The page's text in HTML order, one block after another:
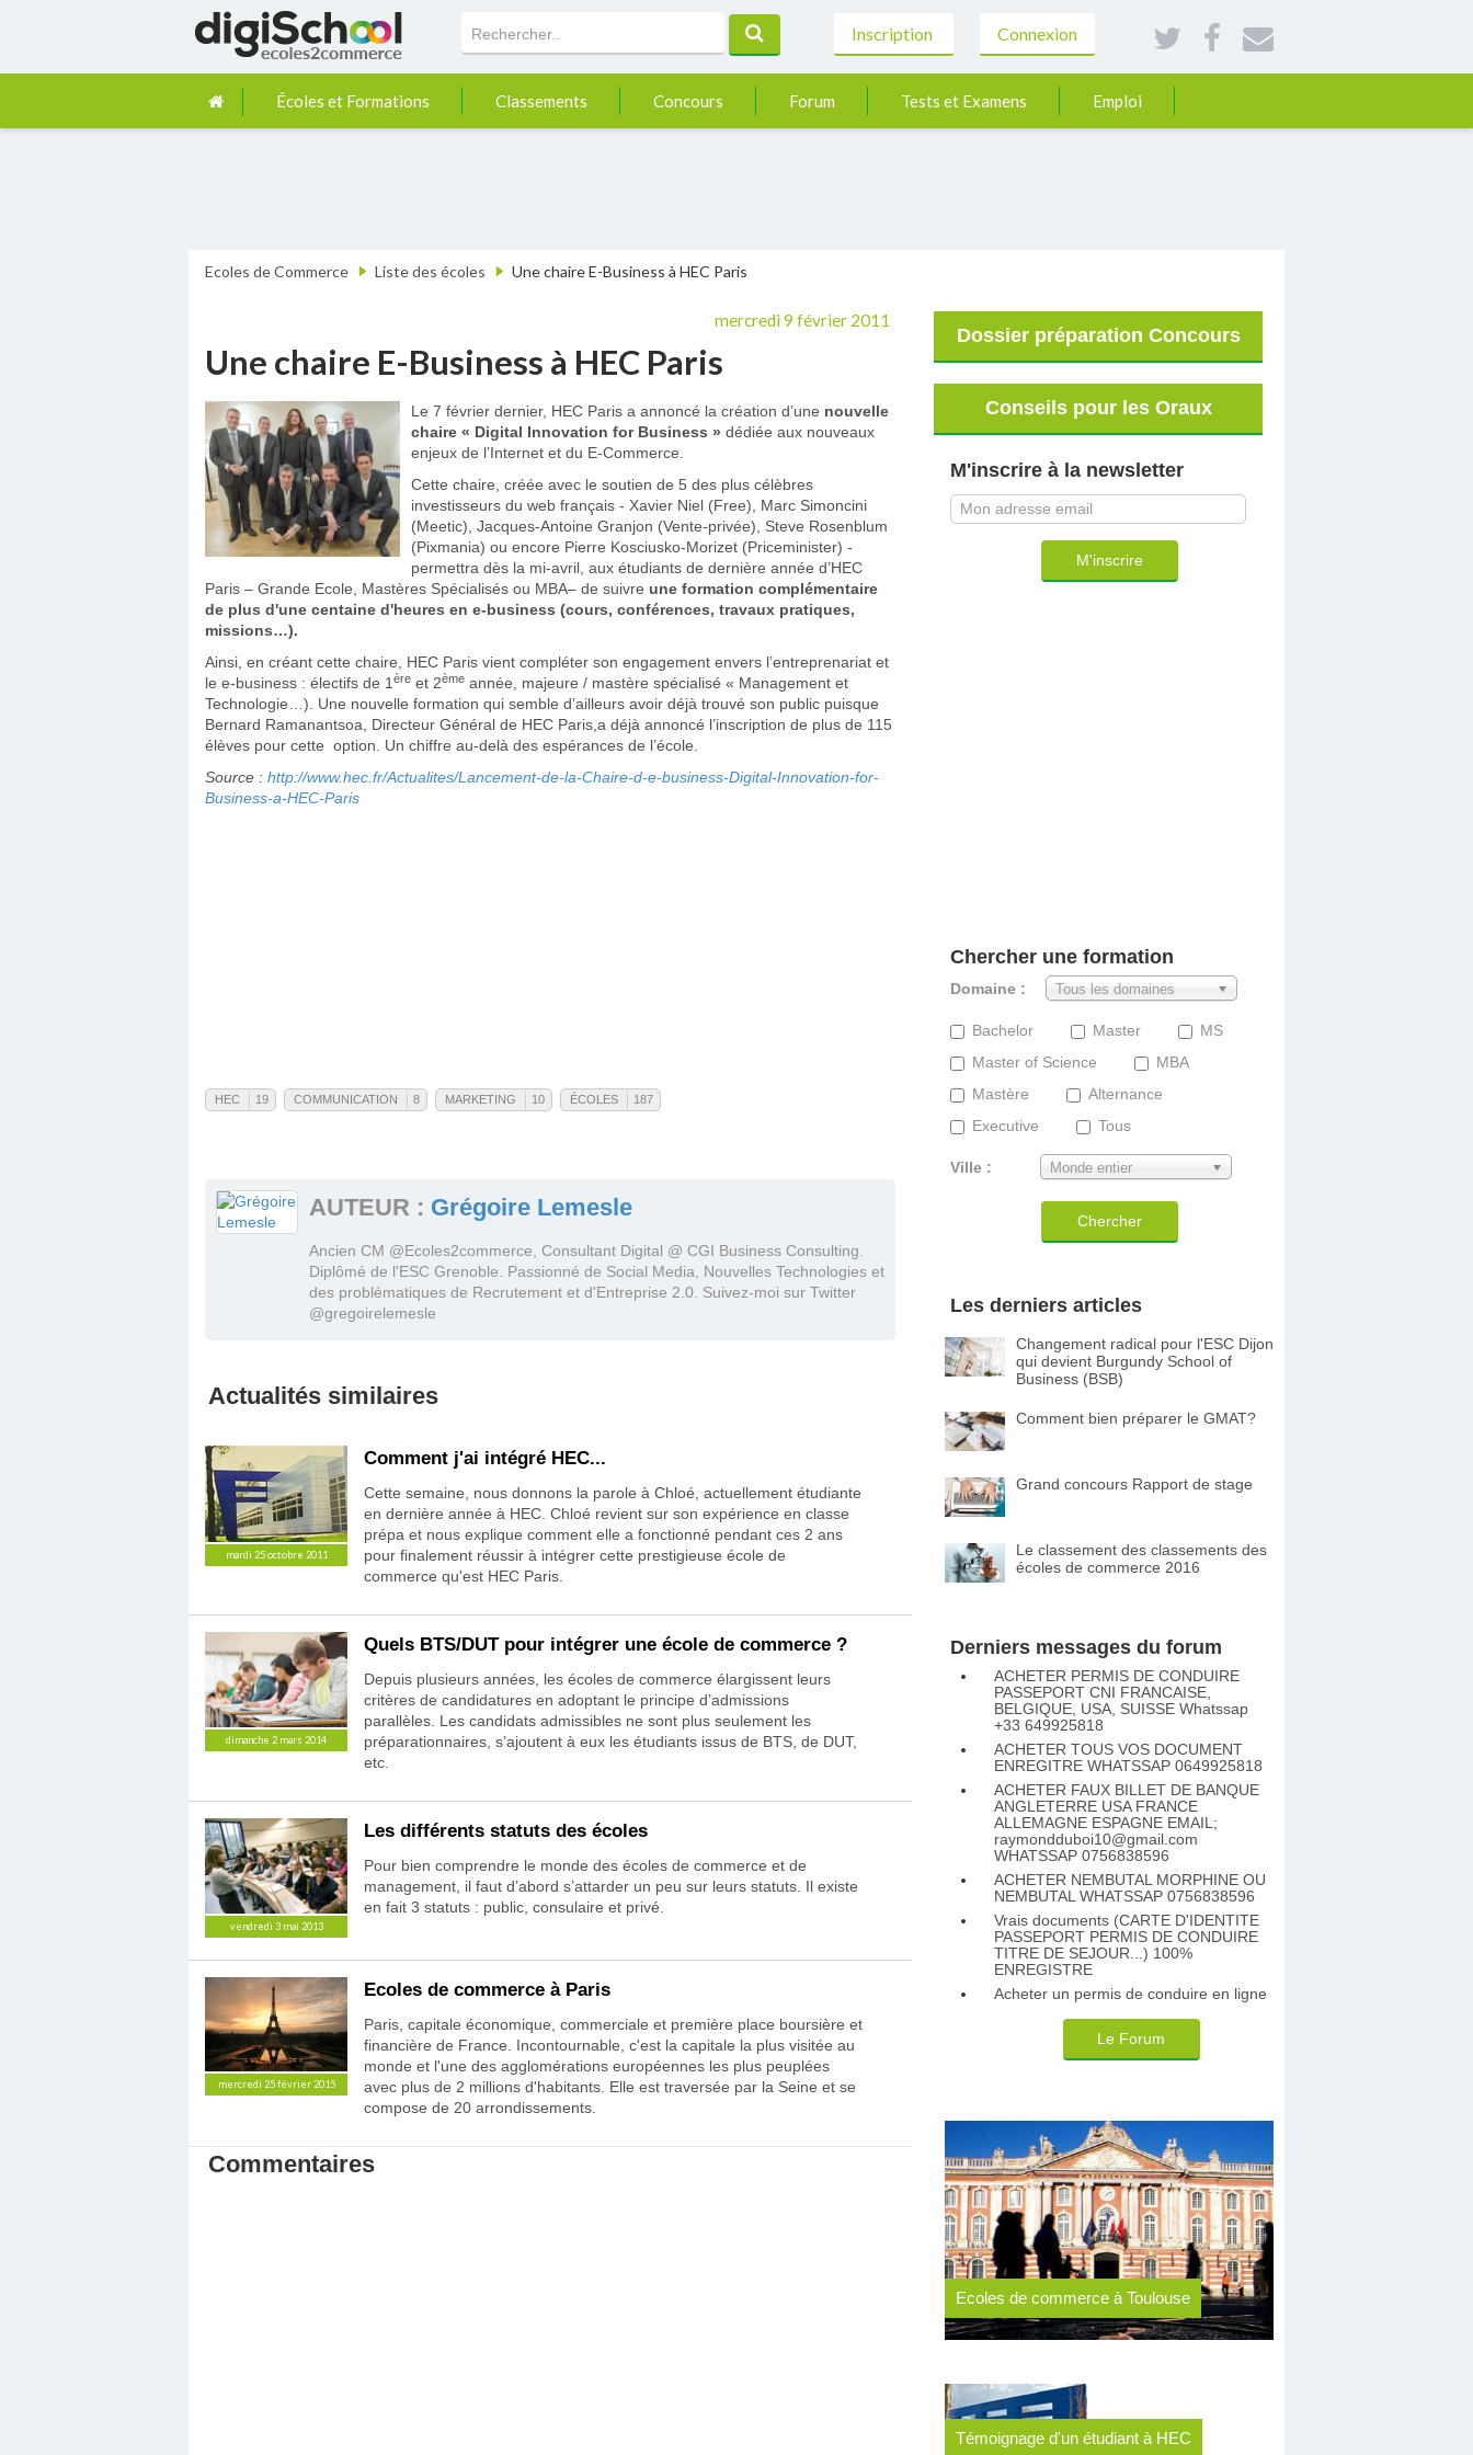
Inscription Connexion
Écoles et Formations Classements Concours Forum Tests et Examens Emploi
Ecoles de Commerce Liste des écoles Une chaire E-Business à HEC Paris
mercredi 9 février 2011
Une chaire E-Business à HEC Paris
Le 7 février dernier, HEC Paris a annoncé la création d’une nouvelle
chaire « Digital Innovation for Business » dédiée aux nouveaux
enjeux de l’Internet et du E-Commerce.
Cette chaire, créée avec le soutien de 5 des plus célèbres
investisseurs du web français - Xavier Niel (Free), Marc Simoncini
(Meetic), Jacques-Antoine Granjon (Vente-privée), Steve Rosenblum
(Pixmania) ou encore Pierre Kosciusko-Morizet (Priceminister) -
permettra dès la mi-avril, aux étudiants de dernière année d’HEC
Paris – Grande Ecole, Mastères Spécialisés ou MBA– de suivre une formation complémentaire
de plus d'une centaine d'heures en e‐business (cours, conférences, travaux pratiques,
missions…).
Ainsi, en créant cette chaire, HEC Paris vient compléter son engagement envers l’entreprenariat et
le e-business : électifs de 1 ère et 2ème année, majeure / mastère spécialisé « Management et
Technologie…). Une nouvelle formation qui semble d’ailleurs avoir déjà trouvé son public puisque
Bernard Ramanantsoa, Directeur Général de HEC Paris,a déjà annoncé l’inscription de plus de 115
élèves pour cette option. Un chiffre au-delà des espérances de l’école.
Source : http://www.hec.fr/Actualites/Lancement-de-la-Chaire-d-e-business-Digital-Innovation-for-
Business-a-HEC-Paris
HEC 19
Voir toutes les actualités de cette
école
COMMUNICATION 8
Voir toutes les actualités de ce tag
Voir tous les messages du forum
MARKETING 10
Voir toutes les actualités de ce tag
ÉCOLES 187
AUTEUR : Grégoire Lemesle
Ancien CM @Ecoles2commerce, Consultant Digital @ CGI Business Consulting.
Diplômé de l'ESC Grenoble. Passionné de Social Media, Nouvelles Technologies et
des problématiques de Recrutement et d'Entreprise 2.0. Suivez-moi sur Twitter
@gregoirelemesle
Actualités similaires
mardi 25 octobre 2011
Comment j'ai intégré HEC...
Cette semaine, nous donnons la parole à Chloé, actuellement étudiante
en dernière année à HEC. Chloé revient sur son expérience en classe
prépa et nous explique comment elle a fonctionné pendant ces 2 ans
pour finalement réussir à intégrer cette prestigieuse école de
commerce qu'est HEC Paris.
dimanche 2 mars 2014
Quels BTS/DUT pour intégrer une école de commerce ?
Depuis plusieurs années, les écoles de commerce élargissent leurs
critères de candidatures en adoptant le principe d’admissions
parallèles. Les candidats admissibles ne sont plus seulement les
préparationnaires, s’ajoutent à eux les étudiants issus de BTS, de DUT,
etc.
vendredi 3 mai 2013
Les différents statuts des écoles
Pour bien comprendre le monde des écoles de commerce et de
management, il faut d’abord s’attarder un peu sur leurs statuts. Il existe
en fait 3 statuts : public, consulaire et privé.
mercredi 25 février 2015
Ecoles de commerce à Paris
Paris, capitale économique, commerciale et première place boursière et
financière de France. Incontournable, c'est la capitale la plus visitée au
monde et l'une des agglomérations européennes les plus peuplées
avec plus de 2 millions d'habitants. Elle est traversée par la Seine et se
compose de 20 arrondissements.
Commentaires
Dossier préparation Concours
Conseils pour les Oraux
M'inscrire à la newsletter
M'inscrire
Chercher une formation
Domaine : Tous les domaines
Bachelor Master
MS
Master of Science
MBA
Mastère
Alternance
Executive
Tous
Ville : Monde entier
Chercher
Les derniers articles
Changement radical pour l'ESC Dijon
qui devient Burgundy School of
Business (BSB)
Comment bien préparer le GMAT?
Grand concours Rapport de stage
Le classement des classements des
écoles de commerce 2016
Derniers messages du forum
ACHETER PERMIS DE CONDUIRE
PASSEPORT CNI FRANCAISE,
BELGIQUE, USA, SUISSE Whatssap
+33 649925818
ACHETER TOUS VOS DOCUMENT
ENREGITRE WHATSSAP 0649925818
ACHETER FAUX BILLET DE BANQUE
ANGLETERRE USA FRANCE
ALLEMAGNE ESPAGNE EMAIL;
raymondduboi10@gmail.com
WHATSSAP 0756838596
ACHETER NEMBUTAL MORPHINE OU
NEMBUTAL WHATSSAP 0756838596
Vrais documents (CARTE D'IDENTITE
PASSEPORT PERMIS DE CONDUIRE
TITRE DE SEJOUR...) 100%
ENREGISTRE
Acheter un permis de conduire en ligne
Le Forum
Ecoles de commerce à Toulouse
Témoignage d'un étudiant à HEC